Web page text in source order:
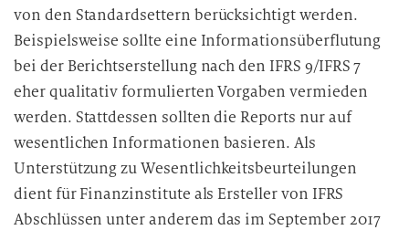
von den Standardsettern berücksichtigt werden.
Beispielsweise sollte eine Informationsüberflutung
bei der Berichtserstellung nach den IFRS 9/IFRS 7
eher qualitativ formulierten Vorgaben vermieden
werden. Stattdessen sollten die Reports nur auf
wesentlichen Informationen basieren. Als
Unterstützung zu Wesentlichkeitsbeurteilungen
dient für Finanzinstitute als Ersteller von IFRS
Abschlüssen unter anderem das im September 2017